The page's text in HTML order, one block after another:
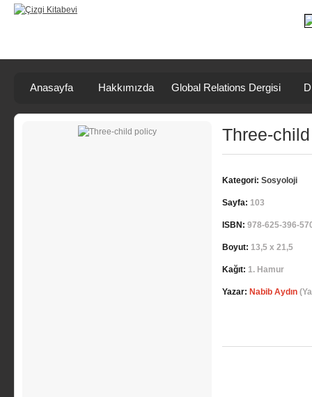
Anasayfa Hakkımızda Global Relations Dergisi
Three-
Kategori: Sosyoloji
Sayfa: 103
ISBN: 978-625-396-
Boyut: 13,5 x 21,5
Kağıt: 1. Hamur
Yazar: Nabib Aydın